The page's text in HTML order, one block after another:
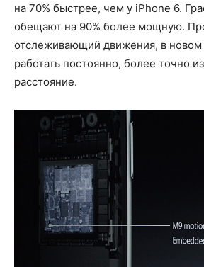
на 70% быстрее, чем у iPhone 6.
обещают на 90% более мощную.
отслеживающий движения, в новом
работать постоянно, более точно
расстояние.